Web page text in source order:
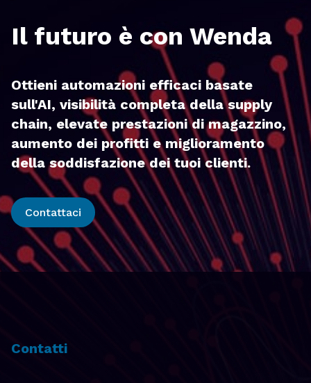
Il futuro è con Wenda
Ottieni automazioni efficaci basate
sull'AI, visibilità completa della supply
chain, elevate prestazioni di magazzino,
aumento dei profitti e miglioramento
della soddisfazione dei tuoi clienti.
Contattaci
Contatti